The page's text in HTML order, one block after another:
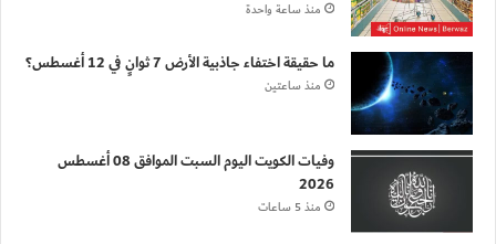
منذ ساعة واحدة
ما حقيقة اختفاء جاذبية الأرض 7 ثوانٍ في 12 أغسطس؟
منذ ساعتين
وفيات الكويت اليوم السبت الموافق 08 أغسطس
2026
منذ 5 ساعات